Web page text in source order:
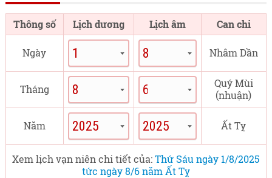
Thông số Lịch dương Lịch âm Can chi
Ngày Nhâm Dần
Tháng
Quý Mùi
(nhuận)
Năm Ất Tỵ
Xem lịch vạn niên chi tiết của:Thứ Sáu ngày 1/8/2025
tức ngày 8/6 năm Ất Tỵ